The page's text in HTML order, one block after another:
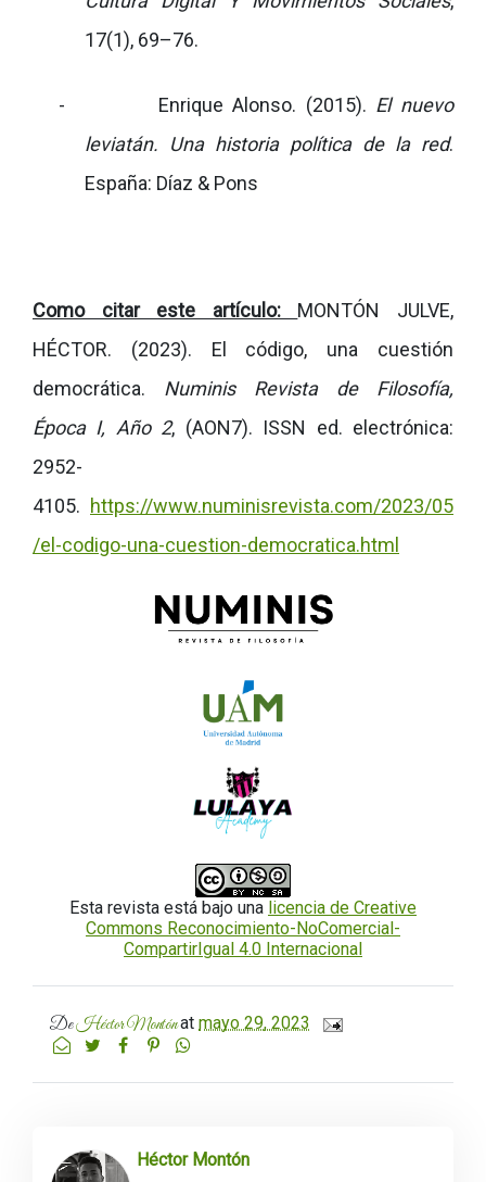
17(1), 69–76.
- Enrique Alonso. (2015). El nuevo
leviatán. Una historia política de la red.
España: Díaz & Pons
Como citar este artículo: MONTÓN JULVE,
HÉCTOR. (2023). El código, una cuestión
democrática. Numinis Revista de Filosofía,
Época I, Año 2, (AON7). ISSN ed. electrónica:
2952-
4105. https://www.numinisrevista.com/2023/05
/el-codigo-una-cuestion-democratica.html
Esta revista está bajo una licencia de Creative
Commons Reconocimiento-NoComercial-
CompartirIgual 4.0 Internacional
DeHéctor Montónat mayo 29, 2023
Héctor Montón